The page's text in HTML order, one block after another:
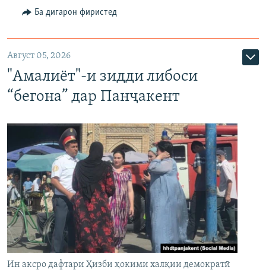
Ба дигарон фиристед
Август 05, 2026
"Амалиёт"-и зидди либоси
“бегона” дар Панҷакент
Ин аксро дафтари Ҳизби ҳокими халқии демократӣ